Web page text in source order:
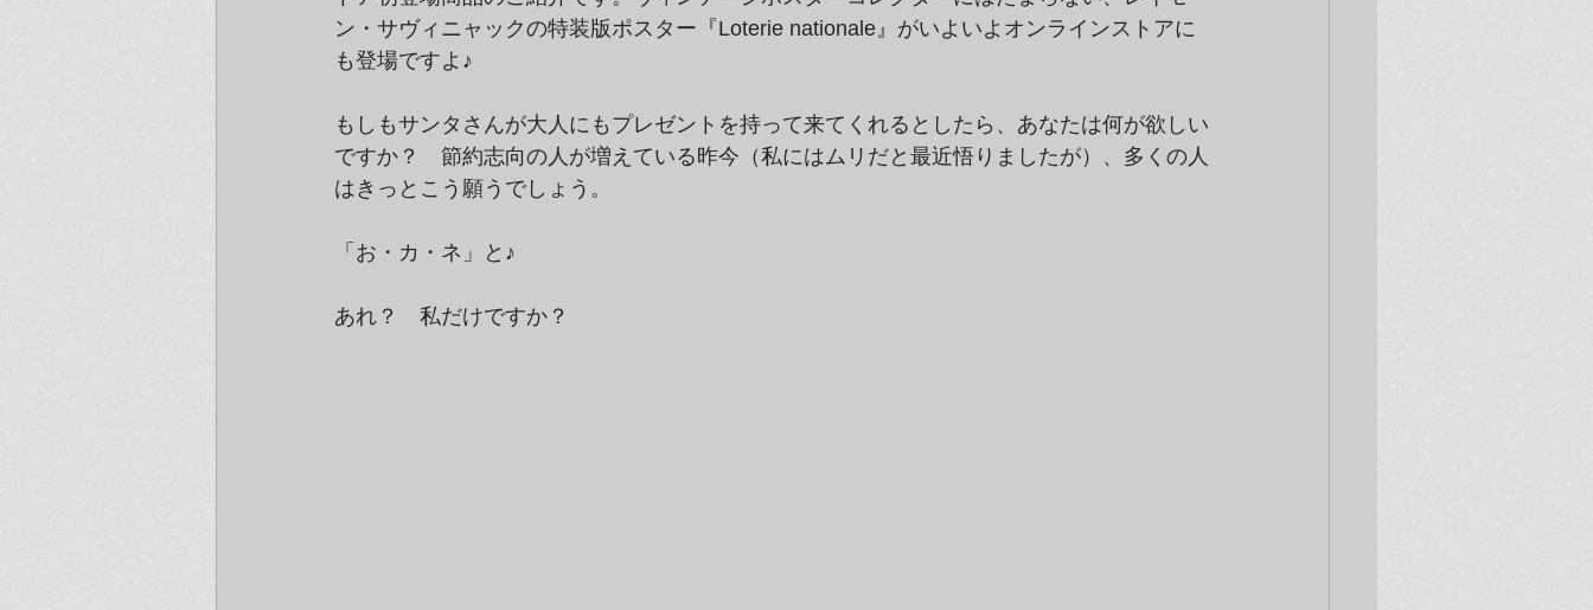
ン・サヴィニャックの特装版ポスター『Loterie nationale』がいよいよオンラインストアに
も登場ですよ♪
もしもサンタさんが大人にもプレゼントを持って来てくれるとしたら、あなたは何が欲しい
ですか？　節約志向の人が増えている昨今（私にはムリだと最近悟りましたが）、多くの人
はきっとこう願うでしょう。
「お・カ・ネ」と♪
あれ？　私だけですか？